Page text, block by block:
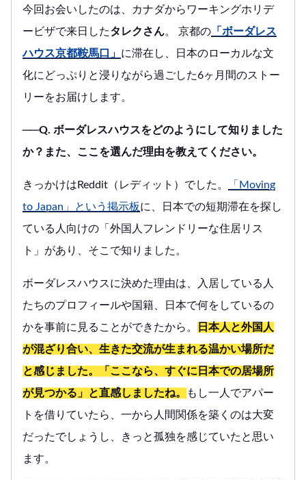
今回お会いしたのは、カナダからワーキングホリデ
ービザで来日したタレクさん。 京都の 「ボーダレス
ハウス京都鞍馬口」 に滞在し、日本のローカルな文
化にどっぷりと浸りながら過ごした6ヶ月間のストー
リーをお届けします。
──Q. ボーダレスハウスをどのようにして知りました
か？また、ここを選んだ理由を教えてください。
きっかけはReddit（レディット）でした。
「Moving
to Japan」という掲示板に、日本での短期滞在を探し
ている人向けの「外国人フレンドリーな住居リス
ト」があり、そこで知りました。
ボーダレスハウスに決めた理由は、入居している人
たちのプロフィールや国籍、日本で何をしているの
かを事前に見ることができたから。
日本人と外国人
が混ざり合い、生きた交流が生まれる温かい場所だ
と感じました。「ここなら、すぐに日本での居場所
が見つかる」と直感しましたね。
もし一人でアパー
トを借りていたら、一から人間関係を築くのは大変
だったでしょうし、きっと孤独を感じていたと思い
ます。